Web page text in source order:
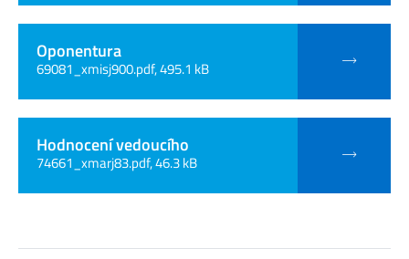
Oponentura
69081_xmisj900.pdf, 495.1 kB
Hodnocení vedoucího
74661_xmarj83.pdf, 46.3 kB